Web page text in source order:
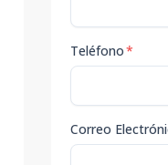
Teléfono*
Correo